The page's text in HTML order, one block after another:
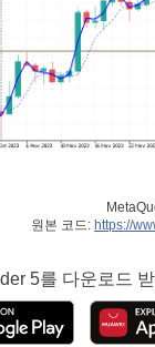
원본 코드: https://
5를 다운로드